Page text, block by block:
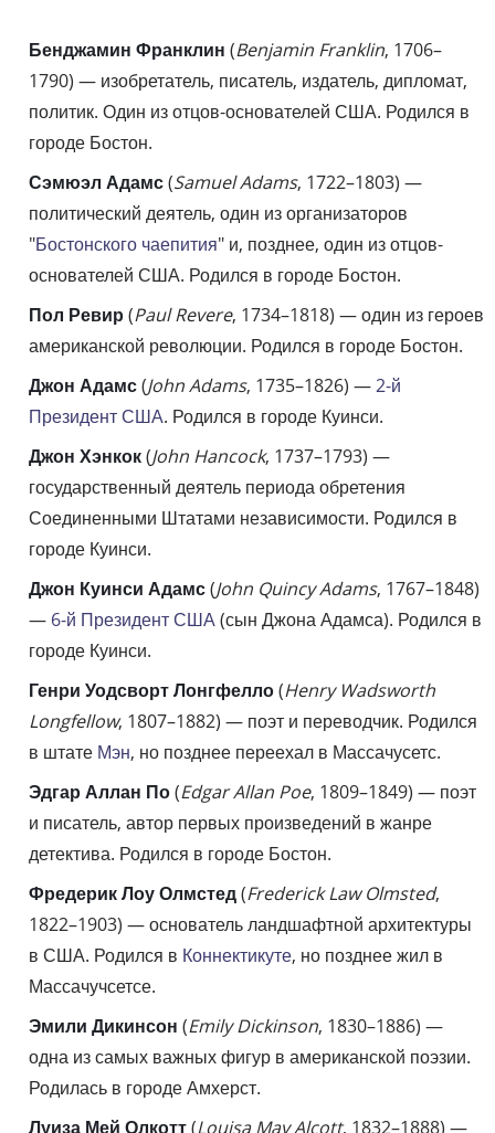
Бенджамин Франклин (Benjamin Franklin, 1706–
1790) — изобретатель, писатель, издатель, дипломат,
политик. Один из отцов-основателей США. Родился в
городе Бостон.
Сэмюэл Адамс(Samuel Adams, 1722–1803) —
политический деятель, один из организаторов
"Бостонского чаепития" и, позднее, один из отцов-
основателей США. Родился в городе Бостон.
Пол Ревир (Paul Revere, 1734–1818) — один из героев
американской революции. Родился в городе Бостон.
Джон Адамс(John Adams, 1735–1826) —2-й
Президент США. Родился в городе Куинси.
Джон Хэнкок(John Hancock, 1737–1793) —
государственный деятель периода обретения
Соединенными Штатами независимости. Родился в
городе Куинси.
Джон Куинси Адамс(John Quincy Adams, 1767–1848)
— 6-й Президент США(сын Джона Адамса). Родился в
городе Куинси.
Генри Уодсворт Лонгфелло(Henry Wadsworth
Longfellow, 1807–1882) — поэт и переводчик. Родился
в штате Мэн, но позднее переехал в Массачусетс.
Эдгар Аллан По(Edgar Allan Poe, 1809–1849) — поэт
и писатель, автор первых произведений в жанре
детектива. Родился в городе Бостон.
Фредерик Лоу Олмстед(Frederick Law Olmsted,
1822–1903) — основатель ландшафтной архитектуры
в США. Родился в Коннектикуте, но позднее жил в
Массачучсетсе.
Эмили Дикинсон (Emily Dickinson, 1830–1886) —
одна из самых важных фигур в американской поэзии.
Родилась в городе Амхерст.
Луиза Мей Олкотт(Louisa May Alcott, 1832–1888) —